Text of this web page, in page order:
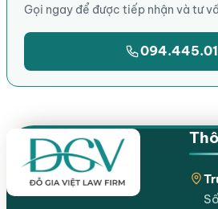
Gọi ngay để được tiếp nhận và tư